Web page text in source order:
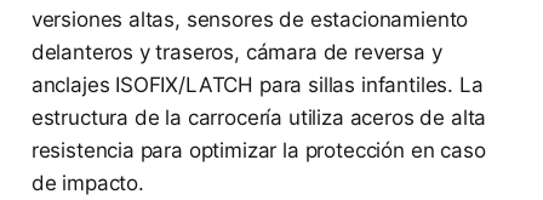
versiones altas, sensores de estacionamiento
delanteros y traseros, cámara de reversa y
anclajes ISOFIX/LATCH para sillas infantiles. La
estructura de la carrocería utiliza aceros de alta
resistencia para optimizar la protección en caso
de impacto.